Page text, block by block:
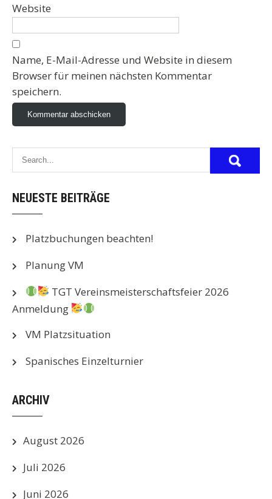
Website
Name, E-Mail-Adresse und Website in diesem
Browser für meinen nächsten Kommentar
speichern.
NEUESTE BEITRÄGE
Platzbuchungen beachten!
Planung VM
TGT Vereinsmeisterschaftsfeier 2026
Anmeldung
VM Platzsituation
Spanisches Einzelturnier
ARCHIV
August 2026
Juli 2026
Juni 2026